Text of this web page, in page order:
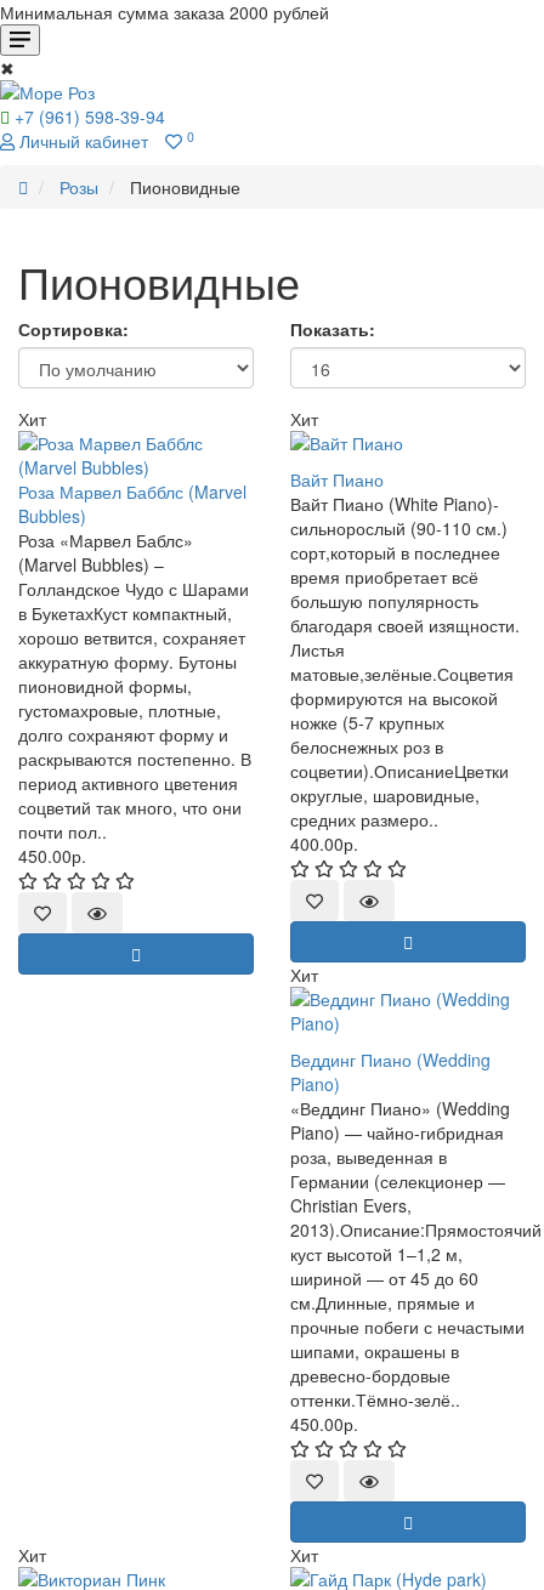
Минимальная сумма заказа 2000 рублей
✖
+7 (961) 598-39-94
Личный кабинет
0
Розы Пионовидные
Пионовидные
Сортировка: Показать:
Хит
Роза Марвел Бабблс (Marvel
Bubbles)
Роза «Марвел Баблс»
(Marvel Bubbles) –
Голландское Чудо с Шарами
в БукетахКуст компактный,
хорошо ветвится, сохраняет
аккуратную форму. Бутоны
пионовидной формы,
густомахровые, плотные,
долго сохраняют форму и
раскрываются постепенно. В
период активного цветения
соцветий так много, что они
почти пол..
450.00р.
Хит
Вайт Пиано
Вайт Пиано (White Piano)-
сильнорослый (90-110 см.)
сорт,который в последнее
время приобретает всё
большую популярность
благодаря своей изящности.
Листья
матовые,зелёные.Соцветия
формируются на высокой
ножке (5-7 крупных
белоснежных роз в
соцветии).ОписаниеЦветки
округлые, шаровидные,
средних размеро..
400.00р.
Хит
Веддинг Пиано (Wedding
Piano)
«Веддинг Пиано» (Wedding
Piano) — чайно-гибридная
роза, выведенная в
Германии (селекционер —
Christian Evers,
2013).Описание:Прямостоячий
куст высотой 1–1,2 м,
шириной — от 45 до 60
см.Длинные, прямые и
прочные побеги с нечастыми
шипами, окрашены в
древесно-бордовые
оттенки.Тёмно-зелё..
450.00р.
Хит
Хит